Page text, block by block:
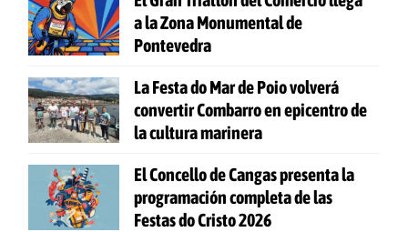
a la Zona Monumental de
Pontevedra
La Festa do Mar de Poio volverá
convertir Combarro en epicentro de
la cultura marinera
El Concello de Cangas presenta la
programación completa de las
Festas do Cristo 2026